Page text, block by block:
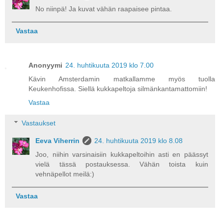
No niinpä! Ja kuvat vähän raapaisee pintaa.
Vastaa
Anonyymi 24. huhtikuuta 2019 klo 7.00
Kävin Amsterdamin matkallamme myös tuolla
Keukenhofissa. Siellä kukkapeltoja silmänkantamattomiin!
Vastaa
Vastaukset
Eeva Viherrin
24. huhtikuuta 2019 klo 8.08
Joo, niihin varsinaisiin kukkapeltoihin asti en päässyt
vielä tässä postauksessa. Vähän toista kuin
vehnäpellot meilä:)
Vastaa